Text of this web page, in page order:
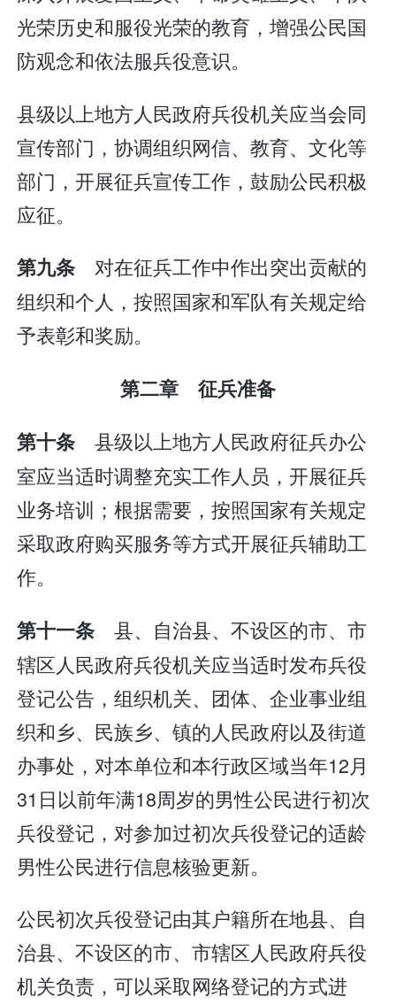
光荣历史和服役光荣的教育，增强公民国
防观念和依法服兵役意识。
县级以上地方人民政府兵役机关应当会同
宣传部门，协调组织网信、教育、文化等
部门，开展征兵宣传工作，鼓励公民积极
应征。
第九条 对在征兵工作中作出突出贡献的
组织和个人，按照国家和军队有关规定给
予表彰和奖励。
第二章 征兵准备
第十条 县级以上地方人民政府征兵办公
室应当适时调整充实工作人员，开展征兵
业务培训；根据需要，按照国家有关规定
采取政府购买服务等方式开展征兵辅助工
作。
第十一条 县、自治县、不设区的市、市
辖区人民政府兵役机关应当适时发布兵役
登记公告，组织机关、团体、企业事业组
织和乡、民族乡、镇的人民政府以及街道
办事处，对本单位和本行政区域当年12月
31日以前年满18周岁的男性公民进行初次
兵役登记，对参加过初次兵役登记的适龄
男性公民进行信息核验更新。
公民初次兵役登记由其户籍所在地县、自
治县、不设区的市、市辖区人民政府兵役
机关负责，可以采取网络登记的方式进